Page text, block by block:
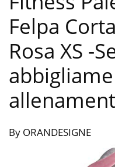
Felpa
Rosa XS -
By ORANDESIGNE